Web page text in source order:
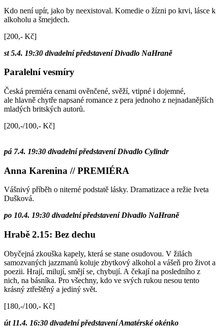
Kdo není upír, jako by neexistoval. Komedie o žízni po krvi, lásce k
alkoholu a šmejdech.
[200,- Kč]
st 5.4. 19:30 divadelní představení Divadlo NaHraně
Paralelní vesmíry
Česká premiéra cenami ověnčené, svěží, vtipné i dojemné,
ale hlavně chytře napsané romance z pera jednoho z nejnadanějších
mladých britských autorů.
[200,-/100,- Kč]
pá 7.4. 19:30 divadelní představení Divadlo Cylindr
Anna Karenina // PREMIÉRA
Vášnivý příběh o niterné podstatě lásky. Dramatizace a režie Iveta
Dušková.
po 10.4. 19:30 divadelní představení Divadlo NaHraně
Hrabě 2.15: Bez dechu
Obyčejná zkouška kapely, která se stane osudovou. V žilách
samozvaných jazzmanů koluje zbytkový alkohol a vášeň pro život a
poezii. Hrají, milují, smějí se, chybují. A čekají na posledního z
nich, na básníka. Pro všechny, kdo ve svých rukou nesou tento
krásný ztřeštěný a jediný svět.
[180,-/100,- Kč]
út 11.4. 16:30 divadelní představení Amatérské okénko